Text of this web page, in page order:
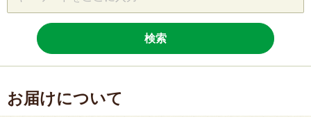
検索
お届けについて